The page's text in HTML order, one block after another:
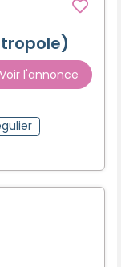
Voir l'annonce